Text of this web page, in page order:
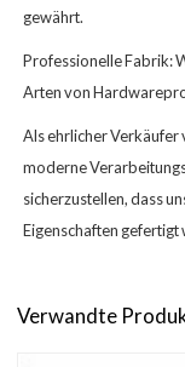
gewährt.
Professionelle Fabrik:
Arten von
Als ehrlicher Verkäufer
moderne
sicherzustellen, dass
Eigenschaften gefertigt
Verwandte